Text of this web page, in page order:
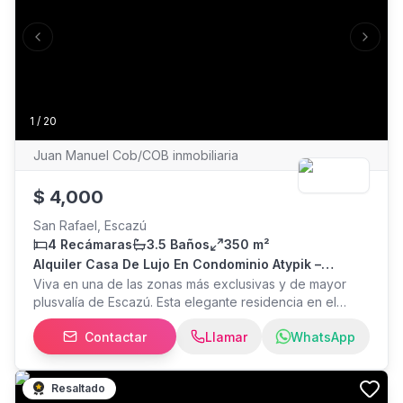
baloncesto Varias áreas sociales para compartir y
relajarse Agende su visita!
1 / 20
Previous slide Next
Juan Manuel Cob/COB inmobiliaria
$ 4,000
San Rafael, Escazú
4 Recámaras
3.5 Baños
350 m²
Alquiler Casa De Lujo En Condominio Atypik –
Jaboncillo, Escazú
Viva en una de las zonas más exclusivas y de mayor
plusvalía de Escazú. Esta elegante residencia en el
Condominio Atypik combina amplitud, confort y una
ubicación privilegiada en Jaboncillo. Con una
construcción sólida del año 2008, la propiedad destaca
por sus espacios generosos y acabados de alta
calidad. Alquiler de Casa en Condominio Atypik,
Contactar Llamar WhatsApp
Resaltado